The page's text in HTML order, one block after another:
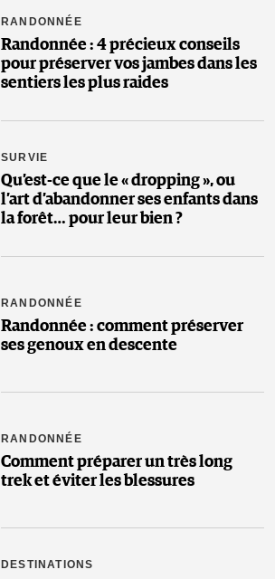
RANDONNÉE
Randonnée : 4 précieux conseils
pour préserver vos jambes dans les
sentiers les plus raides
SURVIE
Qu’est-ce que le « dropping », ou
l’art d’abandonner ses enfants dans
la forêt… pour leur bien ?
RANDONNÉE
Randonnée : comment préserver
ses genoux en descente
RANDONNÉE
Comment préparer un très long
trek et éviter les blessures
DESTINATIONS